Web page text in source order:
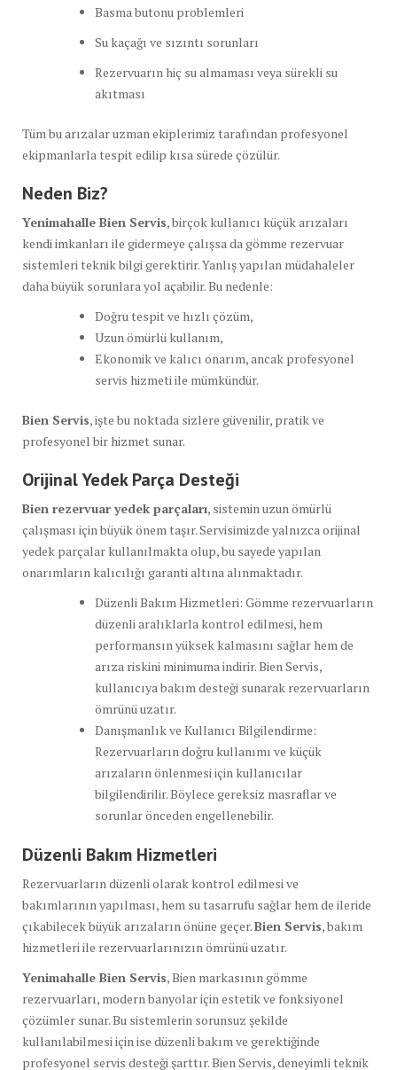
Basma butonu problemleri
Su kaçağı ve sızıntı sorunları
Rezervuarın hiç su almaması veya sürekli su
akıtması
Tüm bu arızalar uzman ekiplerimiz tarafından profesyonel
ekipmanlarla tespit edilip kısa sürede çözülür.
Neden Biz?
Yenimahalle Bien Servis, birçok kullanıcı küçük arızaları
kendi imkanları ile gidermeye çalışsa da gömme rezervuar
sistemleri teknik bilgi gerektirir. Yanlış yapılan müdahaleler
daha büyük sorunlara yol açabilir. Bu nedenle:
Doğru tespit ve hızlı çözüm,
Uzun ömürlü kullanım,
Ekonomik ve kalıcı onarım, ancak profesyonel
servis hizmeti ile mümkündür.
Bien Servis, işte bu noktada sizlere güvenilir, pratik ve
profesyonel bir hizmet sunar.
Orijinal Yedek Parça Desteği
Bien rezervuar yedek parçaları, sistemin uzun ömürlü
çalışması için büyük önem taşır. Servisimizde yalnızca orijinal
yedek parçalar kullanılmakta olup, bu sayede yapılan
onarımların kalıcılığı garanti altına alınmaktadır.
Düzenli Bakım Hizmetleri: Gömme rezervuarların
düzenli aralıklarla kontrol edilmesi, hem
performansın yüksek kalmasını sağlar hem de
arıza riskini minimuma indirir. Bien Servis,
kullanıcıya bakım desteği sunarak rezervuarların
ömrünü uzatır.
Danışmanlık ve Kullanıcı Bilgilendirme:
Rezervuarların doğru kullanımı ve küçük
arızaların önlenmesi için kullanıcılar
bilgilendirilir. Böylece gereksiz masraflar ve
sorunlar önceden engellenebilir.
Düzenli Bakım Hizmetleri
Rezervuarların düzenli olarak kontrol edilmesi ve
bakımlarının yapılması, hem su tasarrufu sağlar hem de ileride
çıkabilecek büyük arızaların önüne geçer.Bien Servis, bakım
hizmetleri ile rezervuarlarınızın ömrünü uzatır.
Yenimahalle Bien Servis, Bien markasının gömme
rezervuarları, modern banyolar için estetik ve fonksiyonel
çözümler sunar. Bu sistemlerin sorunsuz şekilde
kullanılabilmesi için ise düzenli bakım ve gerektiğinde
profesyonel servis desteği şarttır. Bien Servis, deneyimli teknik